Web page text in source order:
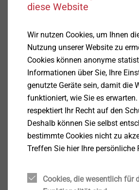
10,0xL mit
Kalotte
Solarbefestiger
Produkt
diese Website
Wir nutzen Cookies, um Ihnen
Nutzung unserer Website zu
Cookies können anonyme
Informationen über Sie, Ihre
genutzte Geräte sein, damit die
funktioniert, wie Sie es erwarten.
respektiert Ihr Recht auf den
Deshalb können Sie selbst
bestimmte Cookies nicht zu
Treffen Sie hier Ihre persönliche
Cookies, die wesentlich für